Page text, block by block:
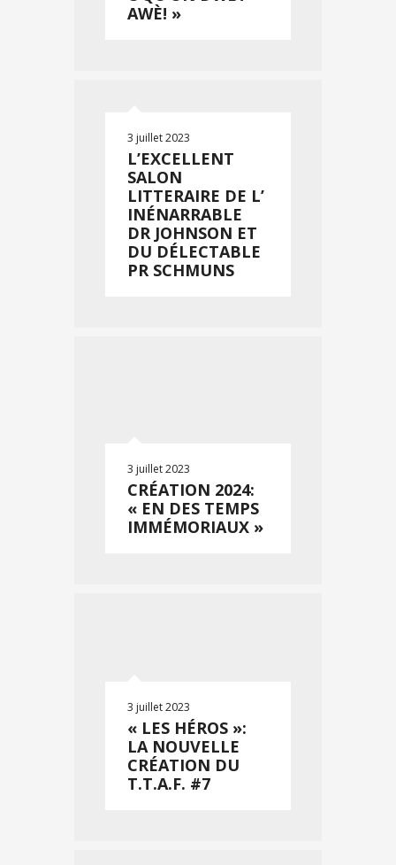
AWÈ! »
3 juillet 2023
L’EXCELLENT
SALON
LITTERAIRE DE L’
INÉNARRABLE
DR JOHNSON ET
DU DÉLECTABLE
PR SCHMUNS
3 juillet 2023
CRÉATION 2024:
« EN DES TEMPS
IMMÉMORIAUX »
3 juillet 2023
« LES HÉROS »:
LA NOUVELLE
CRÉATION DU
T.T.A.F. #7